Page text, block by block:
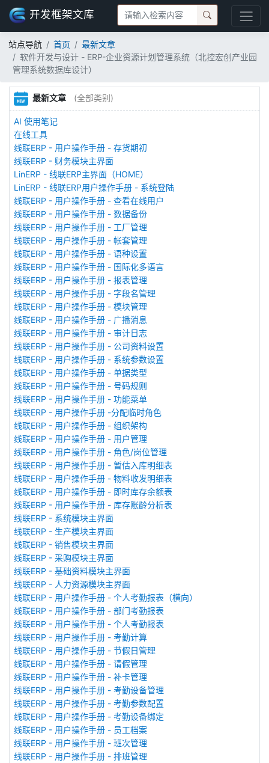
开发框架文库
站点导航 首页
最新文章
软件开发与设计 - ERP-企业资源计划管理系统（北控宏创产业园
管理系统数据库设计）
最新文章 (全部类别)
AI 使用笔记
在线工具
线联ERP - 用户操作手册 - 存货期初
线联ERP - 财务模块主界面
LinERP - 线联ERP主界面（HOME）
LinERP - 线联ERP用户操作手册 - 系统登陆
线联ERP - 用户操作手册 - 查看在线用户
线联ERP - 用户操作手册 - 数据备份
线联ERP - 用户操作手册 - 工厂管理
线联ERP - 用户操作手册 - 帐套管理
线联ERP - 用户操作手册 - 语种设置
线联ERP - 用户操作手册 - 国际化多语言
线联ERP - 用户操作手册 - 报表管理
线联ERP - 用户操作手册 - 字段名管理
线联ERP - 用户操作手册 - 模块管理
线联ERP - 用户操作手册 - 广播消息
线联ERP - 用户操作手册 - 审计日志
线联ERP - 用户操作手册 - 公司资料设置
线联ERP - 用户操作手册 - 系统参数设置
线联ERP - 用户操作手册 - 单据类型
线联ERP - 用户操作手册 - 号码规则
线联ERP - 用户操作手册 - 功能菜单
线联ERP - 用户操作手册 -分配临时角色
线联ERP - 用户操作手册 - 组织架构
线联ERP - 用户操作手册 - 用户管理
线联ERP - 用户操作手册 - 角色/岗位管理
线联ERP - 用户操作手册 - 暂估入库明细表
线联ERP - 用户操作手册 - 物料收发明细表
线联ERP - 用户操作手册 - 即时库存余额表
线联ERP - 用户操作手册 - 库存账龄分析表
线联ERP - 系统模块主界面
线联ERP - 生产模块主界面
线联ERP - 销售模块主界面
线联ERP - 采购模块主界面
线联ERP - 基础资料模块主界面
线联ERP - 人力资源模块主界面
线联ERP - 用户操作手册 - 个人考勤报表（横向）
线联ERP - 用户操作手册 - 部门考勤报表
线联ERP - 用户操作手册 - 个人考勤报表
线联ERP - 用户操作手册 - 考勤计算
线联ERP - 用户操作手册 - 节假日管理
线联ERP - 用户操作手册 - 请假管理
线联ERP - 用户操作手册 - 补卡管理
线联ERP - 用户操作手册 - 考勤设备管理
线联ERP - 用户操作手册 - 考勤参数配置
线联ERP - 用户操作手册 - 考勤设备绑定
线联ERP - 用户操作手册 - 员工档案
线联ERP - 用户操作手册 - 班次管理
线联ERP - 用户操作手册 - 排班管理